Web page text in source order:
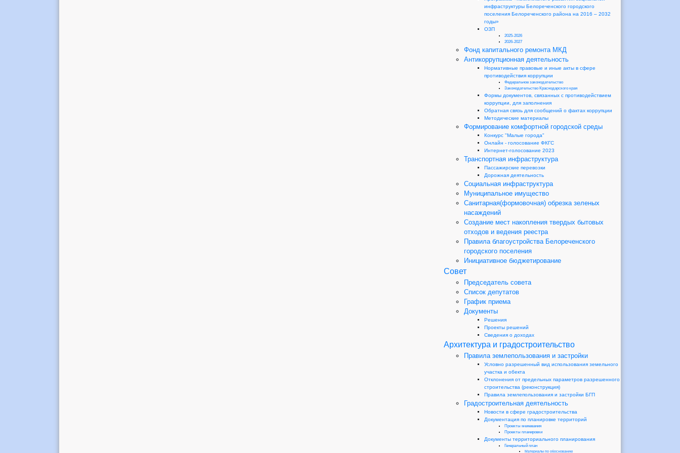
инфраструктуры Белореченского городского
поселения Белореченского района на 2016 – 2032
годы»
ОЗП
2025-2026
2026-2027
Фонд капитального ремонта МКД
Антикоррупционная деятельность
Нормативные правовые и иные акты в сфере
противодействия коррупции
Федеральное законодательство
Законодательство Краснодарского края
Формы документов, связанных с противодействием
коррупции, для заполнения
Обратная связь для сообщений о фактах коррупции
Методические материалы
Формирование комфортной городской среды
Конкурс "Малые города"
Онлайн - голосование ФКГС
Интернет-голосование 2023
Транспортная инфраструктура
Пассажирские перевозки
Дорожная деятельность
Социальная инфраструктура
Муниципальное имущество
Санитарная(формовочная) обрезка зеленых
насаждений
Создание мест накопления твердых бытовых
отходов и ведения реестра
Правила благоустройства Белореченского
городского поселения
Инициативное бюджетирование
Совет
Председатель совета
Список депутатов
График приема
Документы
Решения
Проекты решений
Сведения о доходах
Архитектура и градостроительство
Правила землепользования и застройки
Условно разрешенный вид использования земельного
участка и обекта
Отклонения от предельных параметров разрешенного
строительства (реконструкция)
Правила землепользования и застройки БГП
Градостроительная деятельность
Новости в сфере градостроительства
Документация по планировке территорий
Проекты межевания
Проекты планировки
Документы территориального планирования
Генеральный план
Материалы по обоснованию